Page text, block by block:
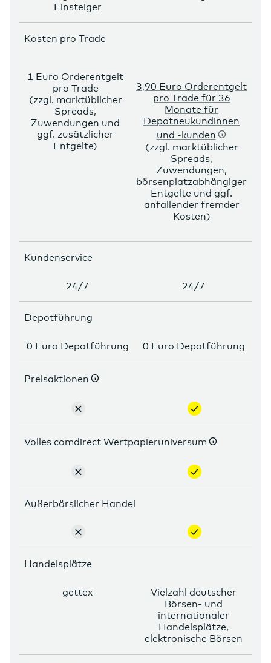
Einsteiger
Kosten pro Trade
1 Euro Orderentgelt
pro Trade
(zzgl. marktüblicher
Spreads,
Zuwendungen und
ggf. zusätzlicher
Entgelte)
3,90 Euro Orderentgelt
pro Trade für 36
Monate für
Depotneukundinnen
und -kunden
(zzgl. marktüblicher
Spreads,
Zuwendungen,
börsenplatzabhängiger
Entgelte und ggf.
anfallender fremder
Kosten)
Kundenservice
24/7 24/7
Depotführung
0 Euro Depotführung 0 Euro Depotführung
Preisaktionen
enthalten
Volles comdirect Wertpapieruniversum
enthalten
Außerbörslicher Handel
enthalten
Handelsplätze
gettex
Vielzahl deutscher
Börsen- und
internationaler
Handelsplätze,
elektronische Börsen